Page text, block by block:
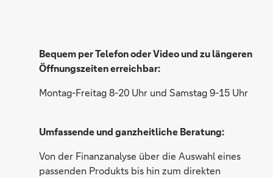
Gabriele Heidelberg
Bequem per Telefon oder Video und zu längeren
Öffnungszeiten erreichbar:
Montag-Freitag 8-20 Uhr und Samstag 9-15 Uhr
Umfassende und ganzheitliche Beratung:
Von der Finanzanalyse über die Auswahl eines
passenden Produkts bis hin zum direkten